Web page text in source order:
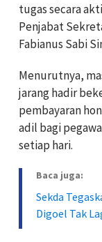
tugas secara
Penjabat
Fabianus Sabi
Menurutnya,
jarang hadir
pembayaran
adil bagi
setiap hari.
Baca juga:
Sekda
Digoel Tak